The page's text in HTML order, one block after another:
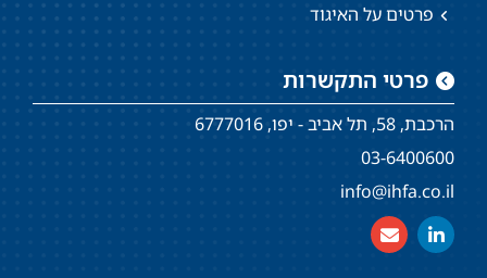
פרטים על האיגוד
פרטי התקשרות
הרכבת, 58, תל אביב - יפו, 6777016
03-6400600
info@ihfa.co.il